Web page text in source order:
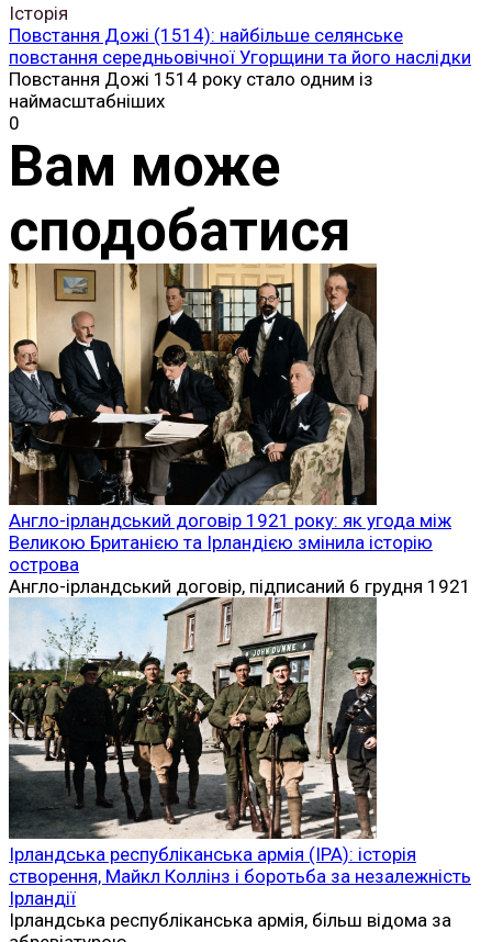
Історія
Повстання Дожі (1514): найбільше селянське
повстання середньовічної Угорщини та його наслідки
Повстання Дожі 1514 року стало одним із
наймасштабніших
0
Вам може
сподобатися
Англо-ірландський договір 1921 року: як угода між
Великою Британією та Ірландією змінила історію
острова
Англо-ірландський договір, підписаний 6 грудня 1921
Ірландська республіканська армія (ІРА): історія
створення, Майкл Коллінз і боротьба за незалежність
Ірландії
Ірландська республіканська армія, більш відома за